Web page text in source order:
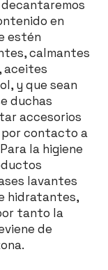
en
estén
calmantes
aceites
y que sean
duchas
accesorios
por contacto a
la higiene
lavantes
hidratantes,
tanto la
de